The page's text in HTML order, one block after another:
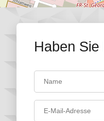
Haben Sie